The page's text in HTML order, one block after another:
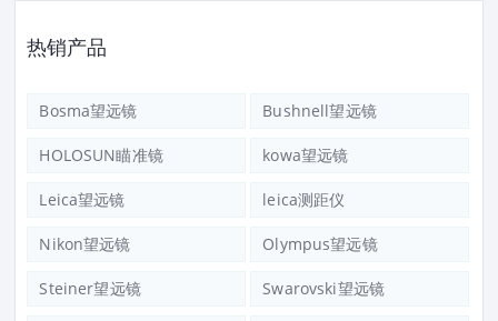
热销产品
Bosma望远镜 Bushnell望远镜
HOLOSUN瞄准镜 kowa望远镜
Leica望远镜 leica测距仪
Nikon望远镜 Olympus望远镜
Steiner望远镜 Swarovski望远镜